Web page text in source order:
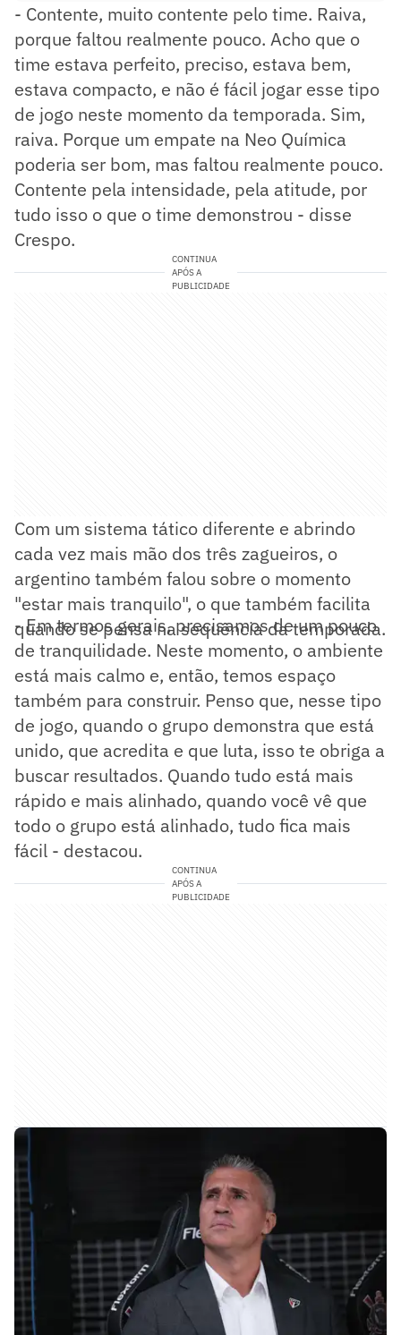
- Contente, muito contente pelo time. Raiva,
porque faltou realmente pouco. Acho que o
time estava perfeito, preciso, estava bem,
estava compacto, e não é fácil jogar esse tipo
de jogo neste momento da temporada. Sim,
raiva. Porque um empate na Neo Química
poderia ser bom, mas faltou realmente pouco.
Contente pela intensidade, pela atitude, por
tudo isso o que o time demonstrou - disse
Crespo.
CONTINUA
APÓS A
PUBLICIDADE
Com um sistema tático diferente e abrindo
cada vez mais mão dos três zagueiros, o
argentino também falou sobre o momento
"estar mais tranquilo", o que também facilita
quando se pensa na sequência da temporada.
- Em termos gerais, precisamos de um pouco
de tranquilidade. Neste momento, o ambiente
está mais calmo e, então, temos espaço
também para construir. Penso que, nesse tipo
de jogo, quando o grupo demonstra que está
unido, que acredita e que luta, isso te obriga a
buscar resultados. Quando tudo está mais
rápido e mais alinhado, quando você vê que
todo o grupo está alinhado, tudo fica mais
fácil - destacou.
CONTINUA
APÓS A
PUBLICIDADE